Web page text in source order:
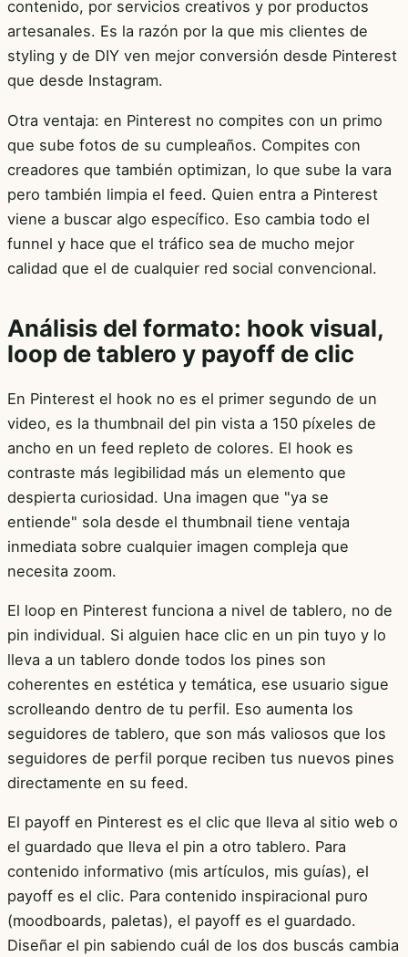
contenido, por servicios creativos y por productos
artesanales. Es la razón por la que mis clientes de
styling y de DIY ven mejor conversión desde Pinterest
que desde Instagram.
Otra ventaja: en Pinterest no compites con un primo
que sube fotos de su cumpleaños. Compites con
creadores que también optimizan, lo que sube la vara
pero también limpia el feed. Quien entra a Pinterest
viene a buscar algo específico. Eso cambia todo el
funnel y hace que el tráfico sea de mucho mejor
calidad que el de cualquier red social convencional.
Análisis del formato: hook visual,
loop de tablero y payoff de clic
En Pinterest el hook no es el primer segundo de un
video, es la thumbnail del pin vista a 150 píxeles de
ancho en un feed repleto de colores. El hook es
contraste más legibilidad más un elemento que
despierta curiosidad. Una imagen que "ya se
entiende" sola desde el thumbnail tiene ventaja
inmediata sobre cualquier imagen compleja que
necesita zoom.
El loop en Pinterest funciona a nivel de tablero, no de
pin individual. Si alguien hace clic en un pin tuyo y lo
lleva a un tablero donde todos los pines son
coherentes en estética y temática, ese usuario sigue
scrolleando dentro de tu perfil. Eso aumenta los
seguidores de tablero, que son más valiosos que los
seguidores de perfil porque reciben tus nuevos pines
directamente en su feed.
El payoff en Pinterest es el clic que lleva al sitio web o
el guardado que lleva el pin a otro tablero. Para
contenido informativo (mis artículos, mis guías), el
payoff es el clic. Para contenido inspiracional puro
(moodboards, paletas), el payoff es el guardado.
Diseñar el pin sabiendo cuál de los dos buscás cambia